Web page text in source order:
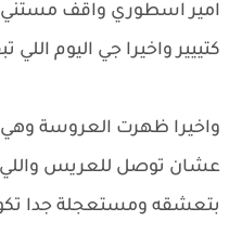
امير اسطوري واقف مستني
كتييير واخيرا جي اليوم
واخيرا ظهرت العروسة
عشان توصل للعريس واللي
بتعشقه ومستعجلة جدا